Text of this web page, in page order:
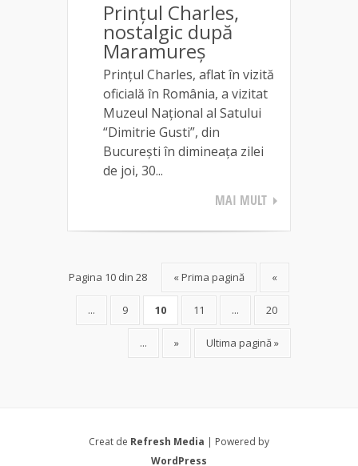
Prințul Charles,
nostalgic după
Maramureș
Prințul Charles, aflat în vizită
oficială în România, a vizitat
Muzeul Național al Satului
“Dimitrie Gusti”, din
București în dimineața zilei
de joi, 30...
MAI MULT
Pagina 10 din 28 « Prima pagină «
... 9 10 11 ... 20
... » Ultima pagină »
Creat de Refresh Media | Powered by
WordPress